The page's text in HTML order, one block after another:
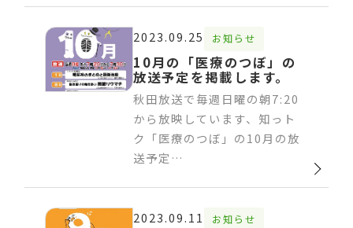
2023.09.25 お知らせ
10月の「医療のつぼ」の
放送予定を掲載します。
秋田放送で毎週日曜の朝7:20
から放映しています、知っト
ク「医療のつぼ」の10月の放
送予定…
2023.09.11 お知らせ